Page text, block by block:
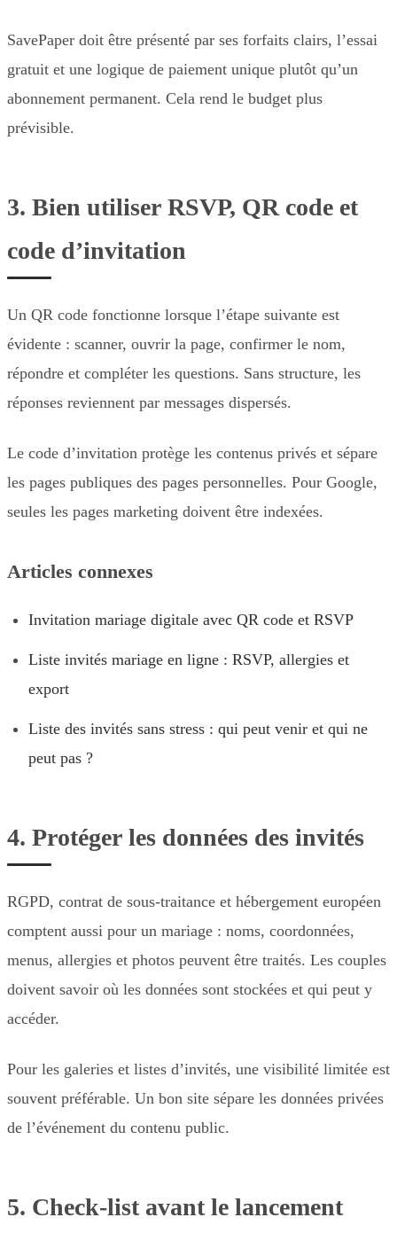
SavePaper doit être présenté par ses forfaits clairs, l’essai
gratuit et une logique de paiement unique plutôt qu’un
abonnement permanent. Cela rend le budget plus
prévisible.
3. Bien utiliser RSVP, QR code et
code d’invitation
Un QR code fonctionne lorsque l’étape suivante est
évidente : scanner, ouvrir la page, confirmer le nom,
répondre et compléter les questions. Sans structure, les
réponses reviennent par messages dispersés.
Le code d’invitation protège les contenus privés et sépare
les pages publiques des pages personnelles. Pour Google,
seules les pages marketing doivent être indexées.
Articles connexes
Invitation mariage digitale avec QR code et RSVP
Liste invités mariage en ligne : RSVP, allergies et
export
Liste des invités sans stress : qui peut venir et qui ne
peut pas ?
4. Protéger les données des invités
RGPD, contrat de sous-traitance et hébergement européen
comptent aussi pour un mariage : noms, coordonnées,
menus, allergies et photos peuvent être traités. Les couples
doivent savoir où les données sont stockées et qui peut y
accéder.
Pour les galeries et listes d’invités, une visibilité limitée est
souvent préférable. Un bon site sépare les données privées
de l’événement du contenu public.
5. Check-list avant le lancement